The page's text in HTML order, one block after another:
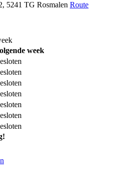
5241 TG Rosmalen Route
week